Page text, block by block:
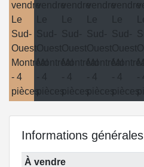
Informations générales
À vendre